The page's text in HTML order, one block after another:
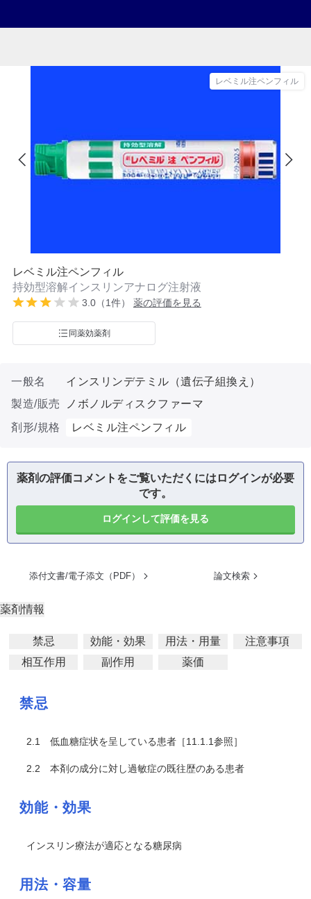
レベミル注ペンフィル
レベミル注ペンフィル
持効型溶解インスリンアナログ注射液
3.0（1件） 薬の評価を見る
同薬効薬剤
一般名
インスリンデテミル（遺伝子組換え）
製造/販売
ノボノルディスクファーマ
剤形/規格
レベミル注ペンフィル
薬剤の評価コメントをご覧いただくにはログインが必要
です。
ログインして評価を見る
添付文書/電子添文（PDF） 論文検索
薬剤情報
禁忌 効能・効果 用法・用量
注意事項
相互作用
副作用 薬価
禁忌
2.1 低血糖症状を呈している患者［11.1.1参照］
2.2 本剤の成分に対し過敏症の既往歴のある患者
効能・効果
インスリン療法が適応となる糖尿病
用法・容量